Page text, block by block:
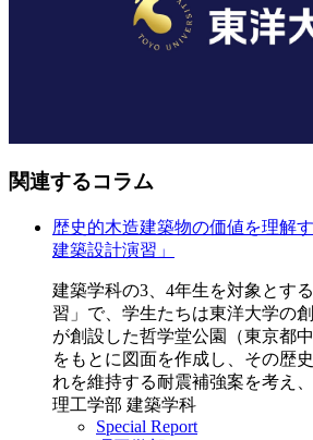
関連するコラム
歴史的木造建築物の価値を理解
建築設計演習」
建築学科の3、4年生を対象とす
習」で、学生たちは東洋大学の
が創設した哲学堂公園（東京都
をもとに図面を作成し、その歴
れを維持する耐震補強案を考え
理工学部 建築学科
Special Report